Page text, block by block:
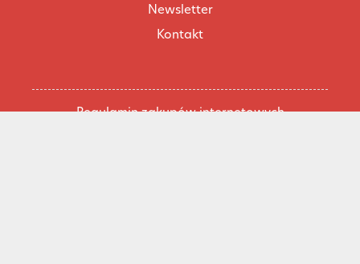
Newsletter
Kontakt
Regulamin zakupów internetowych